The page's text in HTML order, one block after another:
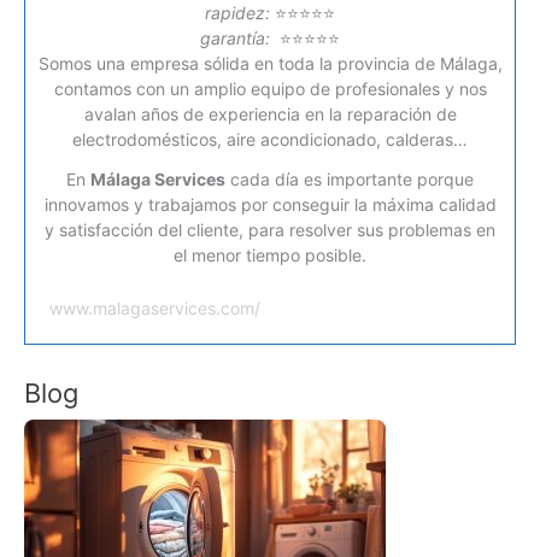
rapidez: ⭐⭐⭐⭐⭐
garantía: ⭐⭐⭐⭐⭐
Somos una empresa sólida en toda la provincia de Málaga,
contamos con un amplio equipo de profesionales y nos
avalan años de experiencia en la reparación de
electrodomésticos, aire acondicionado, calderas…
En Málaga Services cada día es importante porque
innovamos y trabajamos por conseguir la máxima calidad
y satisfacción del cliente, para resolver sus problemas en
el menor tiempo posible.
www.malagaservices.com/
Blog